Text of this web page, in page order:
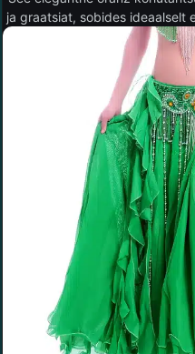
ja graatsiat, sobides ideaalselt